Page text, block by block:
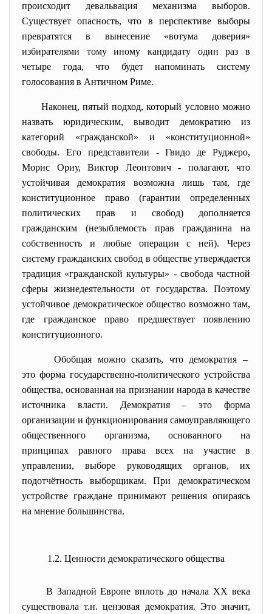
происходит девальвация механизма выборов.
Существует опасность, что в перспективе выборы
превратятся в вынесение «вотума доверия»
избирателями тому иному кандидату один раз в
четыре года, что будет напоминать систему
голосования в Античном Риме.
Наконец, пятый подход, который условно можно
назвать юридическим, выводит демократию из
категорий «гражданской» и «конституционной»
свободы. Его представители - Гвидо де Руджеро,
Морис Ориу, Виктор Леонтович - полагают, что
устойчивая демократия возможна лишь там, где
конституционное право (гарантии определенных
политических прав и свобод) дополняется
гражданским (незыблемость прав гражданина на
собственность и любые операции с ней). Через
систему гражданских свобод в обществе утверждается
традиция «гражданской культуры» - свобода частной
сферы жизнедеятельности от государства. Поэтому
устойчивое демократическое общество возможно там,
где гражданское право предшествует появлению
конституционного.
Обобщая можно сказать, что демократия –
это форма государственно-политического устройства
общества, основанная на признании народа в качестве
источника власти. Демократия – это форма
организации и функционирования самоуправляющего
общественного организма, основанного на
принципах равного права всех на участие в
управлении, выборе руководящих органов, их
подотчётность выборщикам. При демократическом
устройстве граждане принимают решения опираясь
на мнение большинства.
1.2. Ценности демократического общества
В Западной Европе вплоть до начала ХХ века
существовала т.н. цензовая демократия. Это значит,